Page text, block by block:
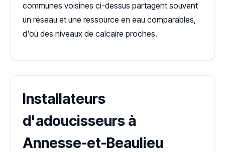
communes voisines ci-dessus partagent souvent
un réseau et une ressource en eau comparables,
d'où des niveaux de calcaire proches.
Installateurs
d'adoucisseurs à
Annesse-et-Beaulieu